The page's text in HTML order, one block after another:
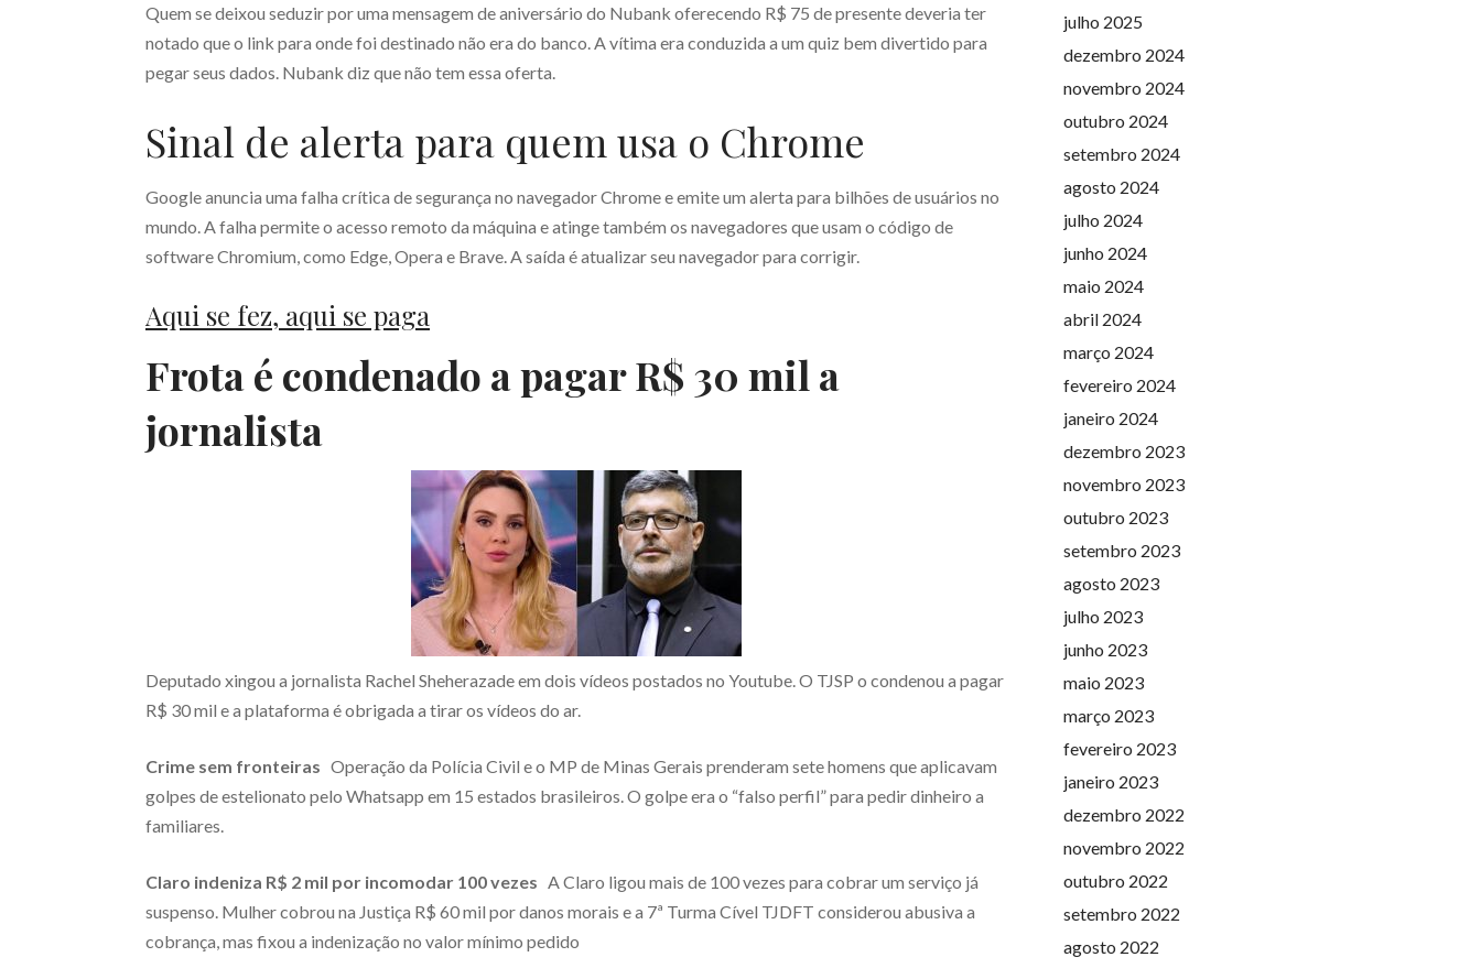
Quem se deixou seduzir por uma mensagem de aniversário do Nubank oferecendo R$ 75 de presente deveria ter
notado que o link para onde foi destinado não era do banco. A vítima era conduzida a um quiz bem divertido para
pegar seus dados. Nubank diz que não tem essa oferta.
Sinal de alerta para quem usa o Chrome
Google anuncia uma falha crítica de segurança no navegador Chrome e emite um alerta para bilhões de usuários no
mundo. A falha permite o acesso remoto da máquina e atinge também os navegadores que usam o código de
software Chromium, como Edge, Opera e Brave. A saída é atualizar seu navegador para corrigir.
Aqui se fez, aqui se paga
Frota é condenado a pagar R$ 30 mil a
jornalista
Deputado xingou a jornalista Rachel Sheherazade em dois vídeos postados no Youtube. O TJSP o condenou a pagar
R$ 30 mil e a plataforma é obrigada a tirar os vídeos do ar.
Crime sem fronteiras Operação da Polícia Civil e o MP de Minas Gerais prenderam sete homens que aplicavam
golpes de estelionato pelo Whatsapp em 15 estados brasileiros. O golpe era o “falso perfil” para pedir dinheiro a
familiares.
Claro indeniza R$ 2 mil por incomodar 100 vezes A Claro ligou mais de 100 vezes para cobrar um serviço já
suspenso. Mulher cobrou na Justiça R$ 60 mil por danos morais e a 7ª Turma Cível TJDFT considerou abusiva a
cobrança, mas fixou a indenização no valor mínimo pedido
julho 2025
dezembro 2024
novembro 2024
outubro 2024
setembro 2024
agosto 2024
julho 2024
junho 2024
maio 2024
abril 2024
março 2024
fevereiro 2024
janeiro 2024
dezembro 2023
novembro 2023
outubro 2023
setembro 2023
agosto 2023
julho 2023
junho 2023
maio 2023
março 2023
fevereiro 2023
janeiro 2023
dezembro 2022
novembro 2022
outubro 2022
setembro 2022
agosto 2022